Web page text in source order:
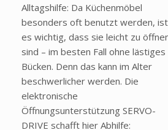
Alltagshilfe: Da Küchenmöbel
besonders oft benutzt werden, ist
es wichtig, dass sie leicht zu
sind – im besten Fall ohne lästiges
Bücken. Denn das kann im Alter
beschwerlicher werden. Die
elektronische
Öffnungsunterstützung SERVO-
DRIVE schafft hier Abhilfe: